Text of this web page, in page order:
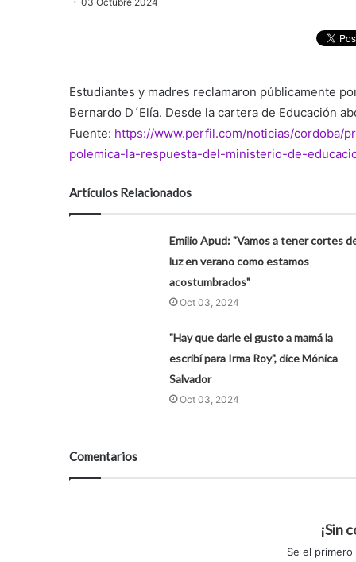
Estudiantes y madres reclamaron públicamente
Bernardo D´Elía. Desde la cartera de Educación
Fuente: https://www.perfil.com/noticias/cordoba/
polemica-la-respuesta-del-ministerio-de-
Artículos Relacionados
Emilio Apud: "Vamos a tener cortes
luz en verano como estamos
acostumbrados"
Oct 03, 2024
"Hay que darle el gusto a mamá la
escribí para Irma Roy", dice Mónica
Salvador
Oct 03, 2024
Comentarios
¡Sin
Se el